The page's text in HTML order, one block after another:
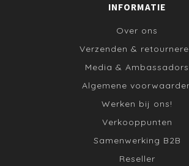
INFORMATIE
Over ons
Verzenden &
Media & Ambassadors
Algemene
Werken bij ons!
Verkooppunten
Samenwerking B2B
Reseller